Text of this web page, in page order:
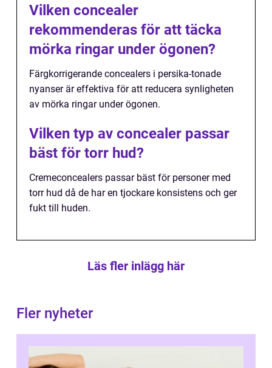
Vilken concealer
rekommenderas för att täcka
mörka ringar under ögonen?
Färgkorrigerande concealers i persika-tonade
nyanser är effektiva för att reducera synligheten
av mörka ringar under ögonen.
Vilken typ av concealer passar
bäst för torr hud?
Cremeconcealers passar bäst för personer med
torr hud då de har en tjockare konsistens och ger
fukt till huden.
Läs fler inlägg här
Fler nyheter